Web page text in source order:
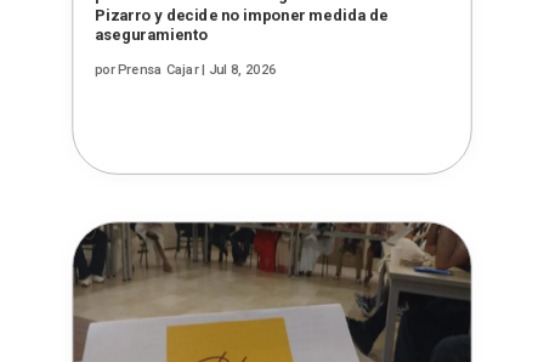
Pizarro y decide no imponer medida de
aseguramiento
porPrensa Cajar| Jul 8, 2026